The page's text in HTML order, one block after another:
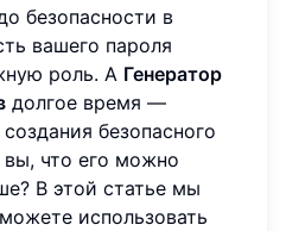
безопасности в
вашего пароля
роль. A Генератор
долгое время —
безопасного
вы, что его можно
В этой статье мы
использовать